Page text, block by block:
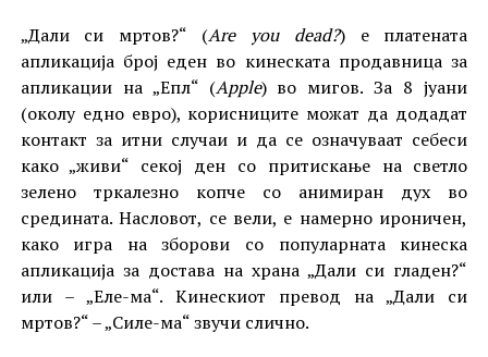
„Дали си мртов?“ (Are you dead?) е платената
апликација број еден во кинеската продавница за
апликации на „Епл“ (Apple) во мигов. За 8 јуани
(околу едно евро), корисниците можат да додадат
контакт за итни случаи и да се означуваат себеси
како „живи“ секој ден со притискање на светло
зелено тркалезно копче со анимиран дух во
средината. Насловот, се вели, е намерно ироничен,
како игра на зборови со популарната кинеска
апликација за достава на храна „Дали си гладен?“
или – „Еле-ма“. Кинескиот превод на „Дали си
мртов?“ – „Силе-ма“ звучи слично.